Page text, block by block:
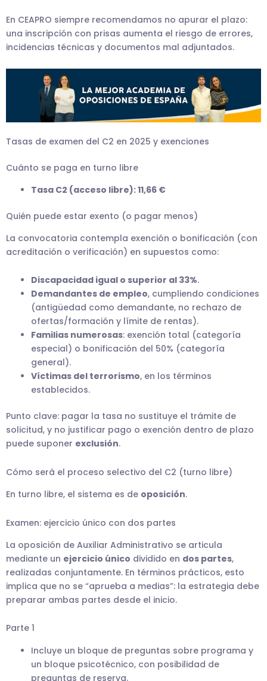
En CEAPRO siempre recomendamos no apurar el plazo:
una inscripción con prisas aumenta el riesgo de errores,
incidencias técnicas y documentos mal adjuntados.
Tasas de examen del C2 en 2025 y exenciones
Cuánto se paga en turno libre
Tasa C2 (acceso libre): 11,66 €
Quién puede estar exento (o pagar menos)
La convocatoria contempla exención o bonificación (con
acreditación o verificación) en supuestos como:
Discapacidad igual o superior al 33%.
Demandantes de empleo, cumpliendo condiciones
(antigüedad como demandante, no rechazo de
ofertas/formación y límite de rentas).
Familias numerosas: exención total (categoría
especial) o bonificación del 50% (categoría
general).
Víctimas del terrorismo, en los términos
establecidos.
Punto clave: pagar la tasa no sustituye el trámite de
solicitud, y no justificar pago o exención dentro de plazo
puede suponer exclusión.
Cómo será el proceso selectivo del C2 (turno libre)
En turno libre, el sistema es de oposición.
Examen: ejercicio único con dos partes
La oposición de Auxiliar Administrativo se articula
mediante un ejercicio único dividido en dos partes,
realizadas conjuntamente. En términos prácticos, esto
implica que no se “aprueba a medias”: la estrategia debe
preparar ambas partes desde el inicio.
Parte 1
Incluye un bloque de preguntas sobre programa y
un bloque psicotécnico, con posibilidad de
preguntas de reserva.